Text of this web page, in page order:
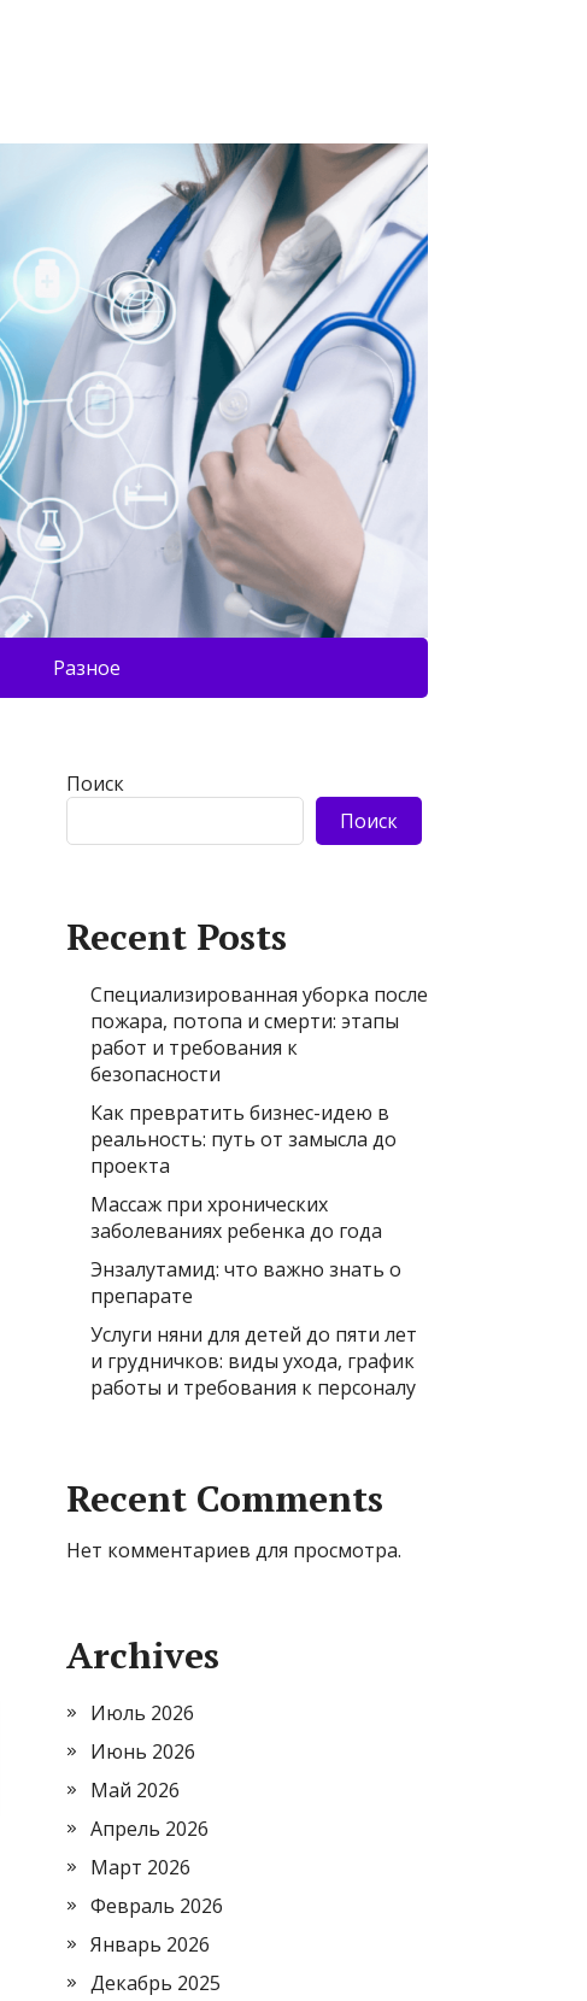
Разное
Поиск
Поиск
Recent Posts
Специализированная уборка после
пожара, потопа и смерти: этапы
работ и требования к
безопасности
Как превратить бизнес-идею в
реальность: путь от замысла до
проекта
Массаж при хронических
заболеваниях ребенка до года
Энзалутамид: что важно знать о
препарате
Услуги няни для детей до пяти лет
и грудничков: виды ухода, график
работы и требования к персоналу
Recent Comments
Нет комментариев для просмотра.
Archives
Июль 2026
Июнь 2026
Май 2026
Апрель 2026
Март 2026
Февраль 2026
Январь 2026
Декабрь 2025